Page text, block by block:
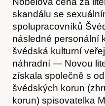
skandálu se
spolupracovníků
následné personální
švédská kulturní
náhradní — Novou
získala společně s
švédských korun
korun) spisovatelka